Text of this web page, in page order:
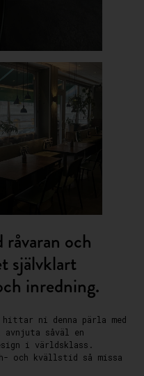
råvaran och
självklart
inredning.
hittar ni denna pärla med
såväl en
i världsklass.
och kvällstid så missa